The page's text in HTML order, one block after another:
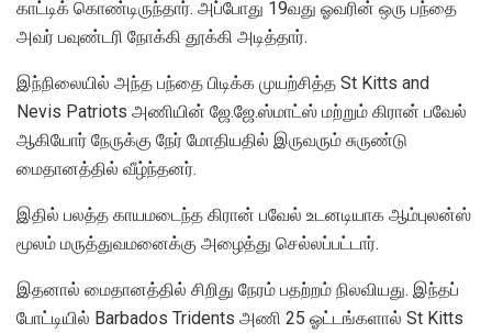
காட்டிக் கொண்டிருந்தார். அப்போது 19வது ஓவரின் ஒரு பந்தை
அவர் பவுண்டரி நோக்கி தூக்கி அடித்தார்.
இந்நிலையில் அந்த பந்தை பிடிக்க முயற்சித்த St Kitts and
Nevis Patriots அணியின் ஜே.ஜே.ஸ்மாட்ஸ் மற்றும் கிரான் பவேல்
ஆகியோர் நேருக்கு நேர் மோதியதில் இருவரும் சுருண்டு
மைதானத்தில் வீழ்ந்தனர்.
இதில் பலத்த காயமடைந்த கிரான் பவேல் உடனடியாக ஆம்புலன்ஸ்
மூலம் மருத்துவமனைக்கு அழைத்து செல்லப்பட்டார்.
இதனால் மைதானத்தில் சிறிது நேரம் பதற்றம் நிலவியது. இந்தப்
போட்டியில் Barbados Tridents அணி 25 ஓட்டங்களால் St Kitts